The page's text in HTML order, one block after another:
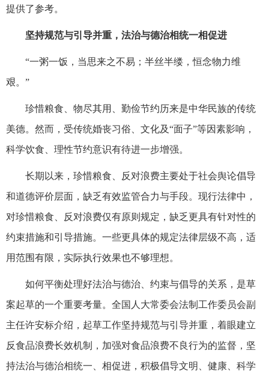
提供了参考。
坚持规范与引导并重，法治与德治相统一相促进
“一粥一饭，当思来之不易；半丝半缕，恒念物力维
艰。”
珍惜粮食、物尽其用、勤俭节约历来是中华民族的传统
美德。然而，受传统婚丧习俗、文化及“面子”等因素影响，
科学饮食、理性节约意识有待进一步增强。
长期以来，珍惜粮食、反对浪费主要处于社会舆论倡导
和道德评价层面，缺乏有效监管合力与手段。现行法律中，
对珍惜粮食、反对浪费仅有原则规定，缺乏更具有针对性的
约束措施和引导措施。一些更具体的规定法律层级不高，适
用范围有限，实际执行效果也不够理想。
如何平衡处理好法治与德治、约束与倡导的关系，是草
案起草的一个重要考量。全国人大常委会法制工作委员会副
主任许安标介绍，起草工作坚持规范与引导并重，着眼建立
反食品浪费长效机制，加强对食品浪费不良行为的监督，坚
持法治与德治相统一、相促进，积极倡导文明、健康、科学